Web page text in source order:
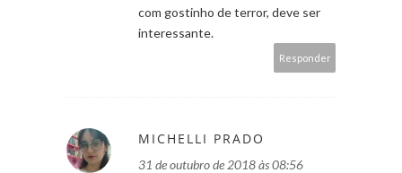
com gostinho de terror, deve ser
interessante.
Responder
MICHELLI PRADO
31 de outubro de 2018 às 08:56